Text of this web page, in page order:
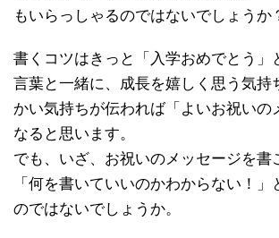
もいらっしゃるのではないでしょうか
書くコツはきっと「入学おめでとう」
言葉と一緒に、成長を嬉しく思う気持
かい気持ちが伝われば「よいお祝いの
なると思います。
でも、いざ、お祝いのメッセージを書
「何を書いていいのかわからない！」
のではないでしょうか。